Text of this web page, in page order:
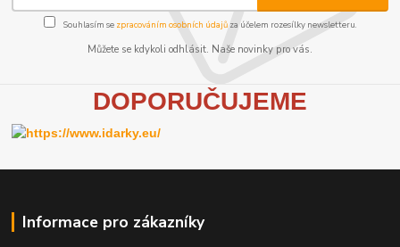
Souhlasím se zpracováním osobních údajůza účelem rozesílky newsletteru.
Můžete se kdykoli odhlásit. Naše novinky pro vás.
DOPORUČUJEME
Informace pro zákazníky